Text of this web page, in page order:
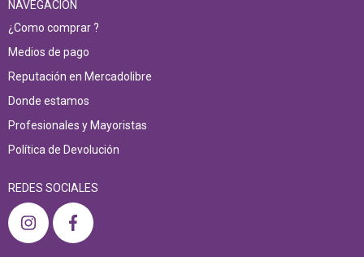
NAVEGACIÓN
¿Como comprar ?
Medios de pago
Reputación en Mercadolibre
Donde estamos
Profesionales y Mayoristas
Política de Devolución
REDES SOCIALES